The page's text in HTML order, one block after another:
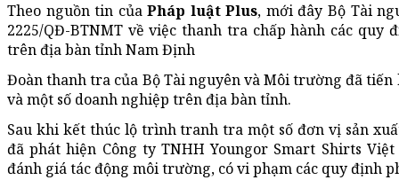
Theo nguồn tin củaPháp luật Plus, mới đây Bộ Tài
2225/QĐ-BTNMT về việc thanh tra chấp hành các
trên địa bàn tỉnh Nam Định
Đoàn thanh tra của Bộ Tài nguyên và Môi trường đã
và một số doanh nghiệp trên địa bàn tỉnh.
Sau khi kết thúc lộ trình tranh tra một số đơn vị sản
đã phát hiện Công ty TNHH Youngor Smart Shirts
đánh giá tác động môi trường, có vi phạm các quy định